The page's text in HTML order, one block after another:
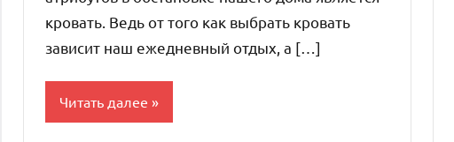
кровать. Ведь от того как выбрать кровать
зависит наш ежедневный отдых, а […]
Читать далее